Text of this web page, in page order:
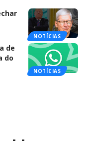
NOTÍCIAS
NOTÍCIAS
de
do